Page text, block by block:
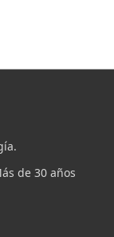
de 30 años